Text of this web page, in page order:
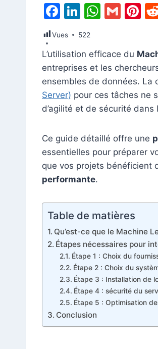
F
c
e
b
o
o
Li
n
k
e
dI
n
W
s
A
p
p
G
l
Pi
e
st
Vues 522
L’utilisation efficace du
entreprises et les
ensembles de données. La
Server) pour ces tâches ne
d’agilité et de sécurité
Ce guide détaillé offre une
essentielles pour préparer
que vos projets bénéficient
performante.
Table de matières
Qu’est-ce que le Machine
Étapes nécessaires pour
Étape 1 : Choix du
Étape 2 : Choix du
Étape 3 : Installation de
Étape 4 : sécurité du
Étape 5 : Optimisation
Conclusion